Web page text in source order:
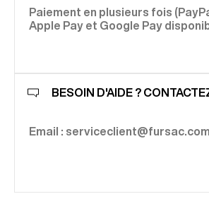
Paiement en plusieurs fois
Apple Pay et Google Pay
BESOIN D'AIDE ?
Email : serviceclient@fursac.com